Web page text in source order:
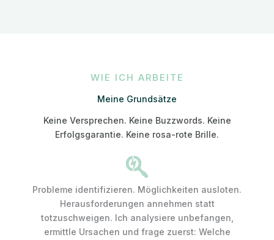
WIE ICH ARBEITE
Meine Grundsätze
Keine Versprechen. Keine Buzzwords. Keine
Erfolgsgarantie. Keine rosa-rote Brille.
Probleme identifizieren. Möglichkeiten ausloten.
Herausforderungen annehmen statt
totzuschweigen. Ich analysiere unbefangen,
ermittle Ursachen und frage zuerst: Welche